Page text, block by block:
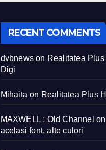
RECENT COMMENTS
dvbnews on Realitatea
Digi
Mihaita on Realitatea Plus
MAXWELL : Old Channel on
acelasi font, alte culori